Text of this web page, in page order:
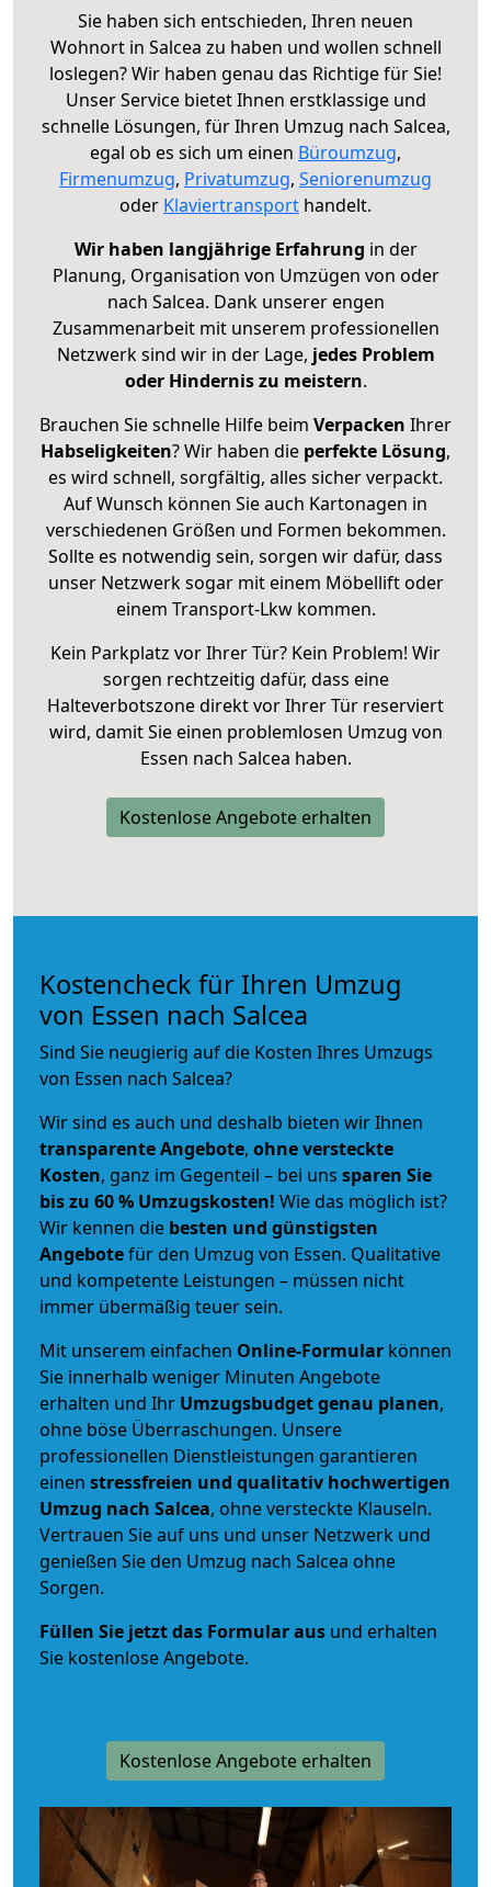
Sie haben sich entschieden, Ihren neuen
Wohnort in Salcea zu haben und wollen schnell
loslegen? Wir haben genau das Richtige für Sie!
Unser Service bietet Ihnen erstklassige und
schnelle Lösungen, für Ihren Umzug nach Salcea,
egal ob es sich um einen Büroumzug,
Firmenumzug, Privatumzug, Seniorenumzug
oder Klaviertransport handelt.
Wir haben langjährige Erfahrung in der
Planung, Organisation von Umzügen von oder
nach Salcea. Dank unserer engen
Zusammenarbeit mit unserem professionellen
Netzwerk sind wir in der Lage, jedes Problem
oder Hindernis zu meistern.
Brauchen Sie schnelle Hilfe beim Verpacken Ihrer
Habseligkeiten? Wir haben die perfekte Lösung,
es wird schnell, sorgfältig, alles sicher verpackt.
Auf Wunsch können Sie auch Kartonagen in
verschiedenen Größen und Formen bekommen.
Sollte es notwendig sein, sorgen wir dafür, dass
unser Netzwerk sogar mit einem Möbellift oder
einem Transport-Lkw kommen.
Kein Parkplatz vor Ihrer Tür? Kein Problem! Wir
sorgen rechtzeitig dafür, dass eine
Halteverbotszone direkt vor Ihrer Tür reserviert
wird, damit Sie einen problemlosen Umzug von
Essen nach Salcea haben.
Kostenlose Angebote erhalten
Kostencheck für Ihren Umzug
von Essen nach Salcea
Sind Sie neugierig auf die Kosten Ihres Umzugs
von Essen nach Salcea?
Wir sind es auch und deshalb bieten wir Ihnen
transparente Angebote, ohne versteckte
Kosten, ganz im Gegenteil – bei uns sparen Sie
bis zu 60 % Umzugskosten! Wie das möglich ist?
Wir kennen die besten und günstigsten
Angebotefür den Umzug von Essen. Qualitative
und kompetente Leistungen – müssen nicht
immer übermäßig teuer sein.
Mit unserem einfachen Online-Formular können
Sie innerhalb weniger Minuten Angebote
erhalten und Ihr Umzugsbudgetgenau planen,
ohne böse Überraschungen. Unsere
professionellen Dienstleistungen garantieren
einen stressfreien und qualitativ hochwertigen
Umzug nach Salcea, ohne versteckte Klauseln.
Vertrauen Sie auf uns und unser Netzwerk und
genießen Sie den Umzug nach Salcea ohne
Sorgen.
Füllen Sie jetzt das Formular aus und erhalten
Sie kostenlose Angebote.
Kostenlose Angebote erhalten